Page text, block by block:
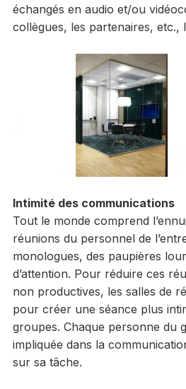
échangés en audio et/ou
collègues, les partenaires, etc.,
Intimité des communications
Tout le monde comprend
réunions du personnel de
monologues, des paupières
d’attention. Pour réduire ces
non productives, les salles de
pour créer une séance plus
groupes. Chaque personne du
impliquée dans la
sur sa tâche.